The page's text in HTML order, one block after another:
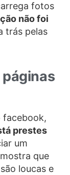
fotos
não foi
trás pelas
facebook,
prestes
um
que
loucas e